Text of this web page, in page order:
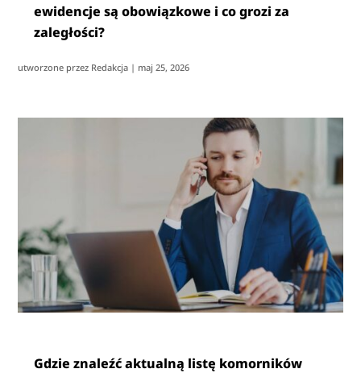
ewidencje są obowiązkowe i co grozi za
zaległości?
utworzone przez Redakcja | maj 25, 2026
Gdzie znaleźć aktualną listę komorników